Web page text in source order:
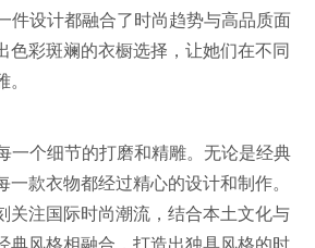
件设计都融合了时尚趋势与高品质面
色彩斑斓的衣橱选择，让她们在不同
一个细节的打磨和精雕。无论是经典
一款衣物都经过精心的设计和制作。
关注国际时尚潮流，结合本土文化与
典风格相融合，打造出独具风格的时